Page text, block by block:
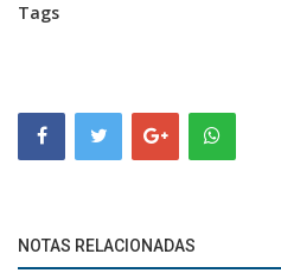
Tags
NOTAS RELACIONADAS